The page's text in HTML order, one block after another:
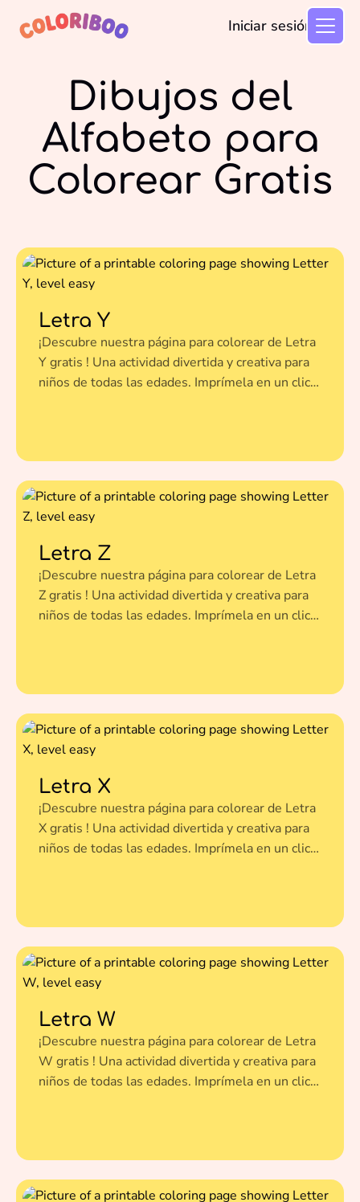
Iniciar sesión
Dibujos del
Alfabeto para
Colorear Gratis
Letra Y
¡Descubre nuestra página para colorear de Letra
Y gratis ! Una actividad divertida y creativa para
niños de todas las edades. Imprímela en un clic y
Letra Z
¡Descubre nuestra página para colorear de Letra
Z gratis ! Una actividad divertida y creativa para
niños de todas las edades. Imprímela en un clic y
Letra X
¡Descubre nuestra página para colorear de Letra
X gratis ! Una actividad divertida y creativa para
niños de todas las edades. Imprímela en un clic y
Letra W
¡Descubre nuestra página para colorear de Letra
W gratis ! Una actividad divertida y creativa para
niños de todas las edades. Imprímela en un clic y